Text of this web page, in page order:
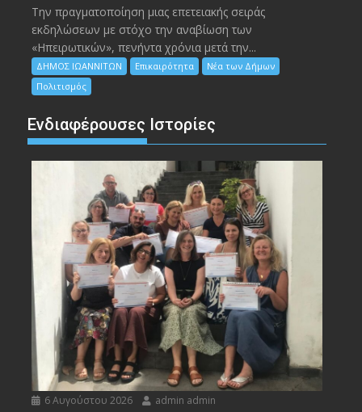
Την πραγματοποίηση μιας επετειακής σειράς
εκδηλώσεων με στόχο την αναβίωση των
«Ηπειρωτικών», πενήντα χρόνια μετά την...
ΔΗΜΟΣ ΙΩΑΝΝΙΤΩΝ Επικαιρότητα
Νέα των Δήμων
Πολιτισμός
Ενδιαφέρουσες Ιστορίες
6 Αυγούστου 2026 admin admin